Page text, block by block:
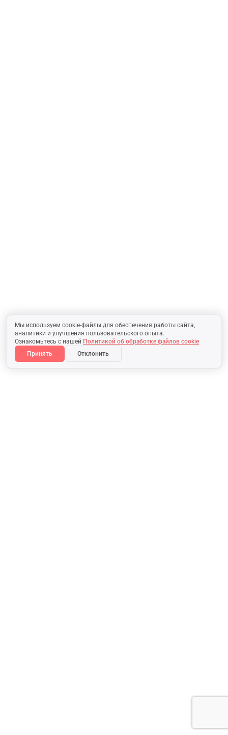
Мы используем cookie-файлы для обеспечения работы сайта,
аналитики и улучшения пользовательского опыта.
Ознакомьтесь с нашей Политикой об обработке файлов cookie
Принять
Отклонить